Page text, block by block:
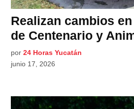
Realizan cambios
de Centenario y
por 24 Horas Yucatán
junio 17, 2026